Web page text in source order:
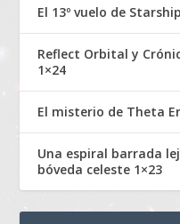
El 13º vuelo de
Reflect Orbital y
1×24
El misterio de Theta
Una espiral barrada
bóveda celeste 1×23